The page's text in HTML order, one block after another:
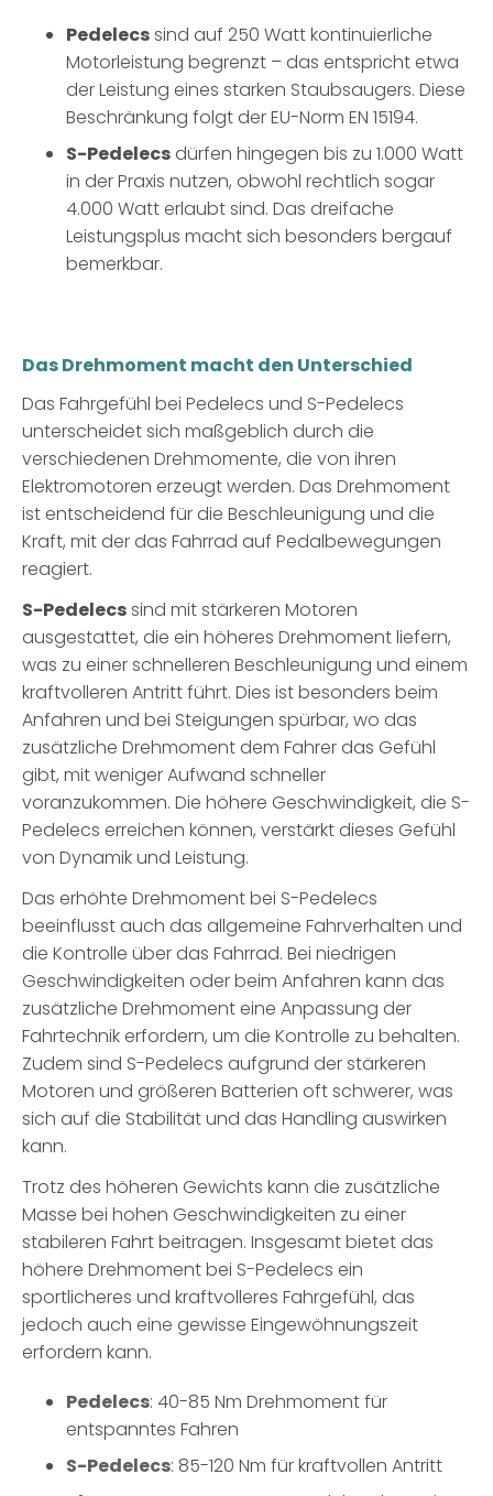
Pedelecssind auf 250 Watt kontinuierliche
Motorleistung begrenzt – das entspricht etwa
der Leistung eines starken Staubsaugers. Diese
Beschränkung folgt der EU-Norm EN 15194.
S-Pedelecsdürfen hingegen bis zu 1.000 Watt
in der Praxis nutzen, obwohl rechtlich sogar
4.000 Watt erlaubt sind. Das dreifache
Leistungsplus macht sich besonders bergauf
bemerkbar.
Das Drehmoment macht den Unterschied
Das Fahrgefühl bei Pedelecs und S-Pedelecs
unterscheidet sich maßgeblich durch die
verschiedenen Drehmomente, die von ihren
Elektromotoren erzeugt werden. Das Drehmoment
ist entscheidend für die Beschleunigung und die
Kraft, mit der das Fahrrad auf Pedalbewegungen
reagiert.
S-Pedelecssind mit stärkeren Motoren
ausgestattet, die ein höheres Drehmoment liefern,
was zu einer schnelleren Beschleunigung und einem
kraftvolleren Antritt führt. Dies ist besonders beim
Anfahren und bei Steigungen spürbar, wo das
zusätzliche Drehmoment dem Fahrer das Gefühl
gibt, mit weniger Aufwand schneller
voranzukommen. Die höhere Geschwindigkeit, die S-
Pedelecs erreichen können, verstärkt dieses Gefühl
von Dynamik und Leistung.
Das erhöhte Drehmoment bei S-Pedelecs
beeinflusst auch das allgemeine Fahrverhalten und
die Kontrolle über das Fahrrad. Bei niedrigen
Geschwindigkeiten oder beim Anfahren kann das
zusätzliche Drehmoment eine Anpassung der
Fahrtechnik erfordern, um die Kontrolle zu behalten.
Zudem sind S-Pedelecs aufgrund der stärkeren
Motoren und größeren Batterien oft schwerer, was
sich auf die Stabilität und das Handling auswirken
kann.
Trotz des höheren Gewichts kann die zusätzliche
Masse bei hohen Geschwindigkeiten zu einer
stabileren Fahrt beitragen. Insgesamt bietet das
höhere Drehmoment bei S-Pedelecs ein
sportlicheres und kraftvolleres Fahrgefühl, das
jedoch auch eine gewisse Eingewöhnungszeit
erfordern kann.
Pedelecs: 40-85 Nm Drehmoment für
entspanntes Fahren
S-Pedelecs: 85-120 Nm für kraftvollen Antritt